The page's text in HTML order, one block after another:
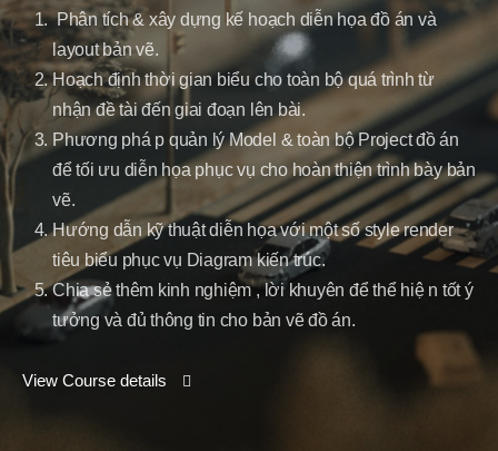
Phân tích & xây dựng kế hoạch diễn họa đồ án và
layout bản vẽ.
Hoạch định thời gian biểu cho toàn bộ quá trình từ
nhận đề tài đến giai đoạn lên bài.
Phương phá p quản lý Model & toàn bộ Project đồ án
để tối ưu diễn họa phục vụ cho hoàn thiện trình bày bản
vẽ.
Hướng dẫn kỹ thuật diễn họa với một số style render
tiêu biểu phục vụ Diagram kiến trúc.
Chia sẻ thêm kinh nghiệm , lời khuyên để thể hiệ n tốt ý
tưởng và đủ thông tin cho bản vẽ đồ án.
View Course details